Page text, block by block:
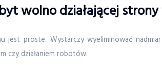
wolno działającej
jest proste. Wystarczy wyeliminować
czy działaniem robotów: